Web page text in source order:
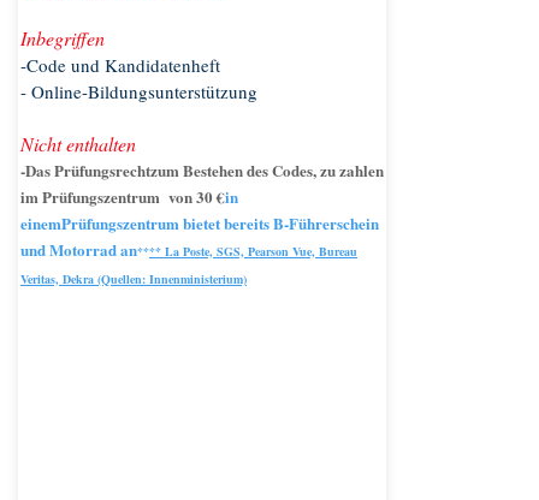
Inbegriffen
-Code und Kandidatenheft
- Online-Bildungsunterstützung
Nicht enthalten
-Das Prüfungsrechtzum Bestehen des Codes, zu zahlen
im Prüfungszentrum von 30 €in
einemPrüfungszentrum bietet bereits B-Führerschein
und Motorrad an**** La Poste, SGS, Pearson Vue, Bureau
Veritas, Dekra (Quellen: Innenministerium)